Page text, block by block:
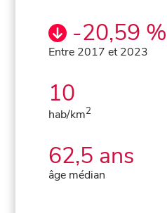
-20,59 %
Entre 2017 et 2023
10
hab/km2
62,5 ans
âge médian